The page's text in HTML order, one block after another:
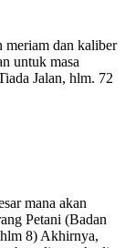
meriam dan kaliber
untuk masa
Jalan, hlm. 72
mana akan
Petani (Badan
8) Akhirnya,